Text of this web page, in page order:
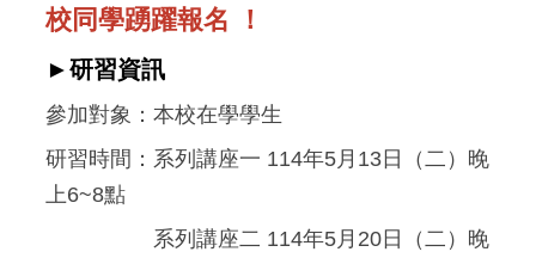
校同學踴躍報名 ！
►研習資訊
參加對象：本校在學學生
研習時間：系列講座一 114年5月13日（二）晚
上6~8點
系列講座二 114年5月20日（二）晚